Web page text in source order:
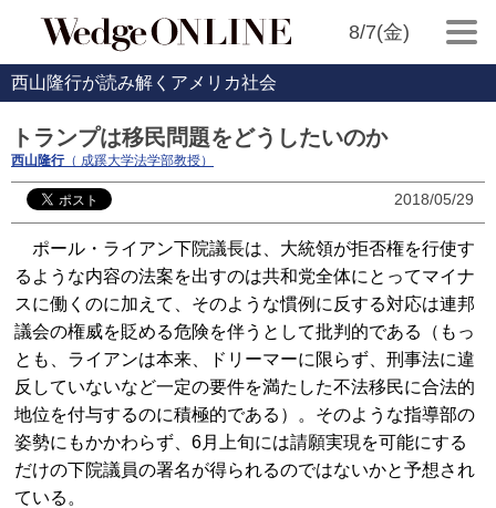
8/7(金)
西山隆行が読み解くアメリカ社会
トランプは移民問題をどうしたいのか
西山隆行（ 成蹊大学法学部教授）
2018/05/29
ポール・ライアン下院議長は、大統領が拒否権を行使す
るような内容の法案を出すのは共和党全体にとってマイナ
スに働くのに加えて、そのような慣例に反する対応は連邦
議会の権威を貶める危険を伴うとして批判的である（もっ
とも、ライアンは本来、ドリーマーに限らず、刑事法に違
反していないなど一定の要件を満たした不法移民に合法的
地位を付与するのに積極的である）。そのような指導部の
姿勢にもかかわらず、6月上旬には請願実現を可能にする
だけの下院議員の署名が得られるのではないかと予想され
ている。